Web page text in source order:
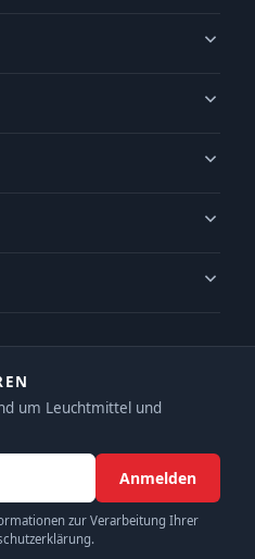
um Leuchtmittel und
Anmelden
zur Verarbeitung Ihrer